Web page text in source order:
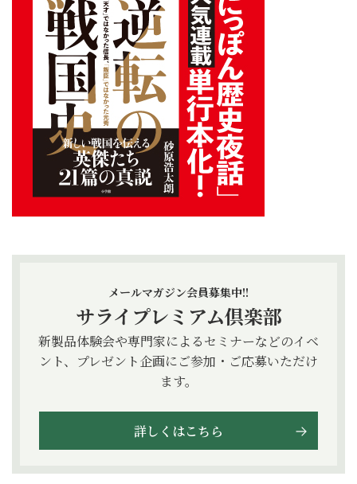
メールマガジン会員募集中!!
サライプレミアム倶楽部
新製品体験会や専門家によるセミナーなどのイベ
ント、プレゼント企画にご参加・ご応募いただけ
ます。
詳しくはこちら